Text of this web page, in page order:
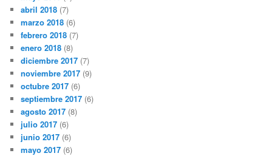
abril 2018 (7)
marzo 2018 (6)
febrero 2018 (7)
enero 2018 (8)
diciembre 2017 (7)
noviembre 2017 (9)
octubre 2017 (6)
septiembre 2017 (6)
agosto 2017 (8)
julio 2017 (6)
junio 2017 (6)
mayo 2017 (6)